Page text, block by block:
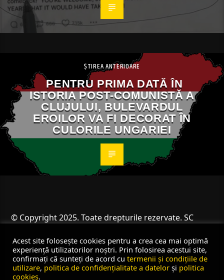
ȘTIREA ANTERIOARE
PENTRU PRIMA DATĂ ÎN
ISTORIA POST-COMUNISTĂ A
CLUJULUI, BULEVARDUL
EROILOR VA FI DECORAT ÎN
CULORILE UNGARIEI
© Copyright 2025. Toate drepturile rezervate. SC
Acest site folosește cookies pentru a crea cea mai optimă
experiență utilizatorilor noștri. Prin folosirea acestui site,
confirmați că sunteți de acord cu termenii și condițiile de
utilizare, politica de confidențialitate a datelor și politica
cookies.